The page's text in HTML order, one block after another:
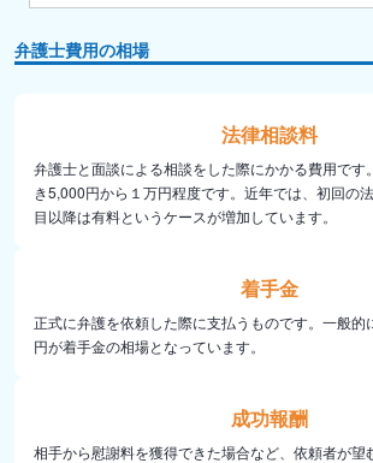
弁護士費用の相場
法律相談料
弁護士と面談による相談をした際にかかる費用です
き5,000円から１万円程度です。近年では、初回の
目以降は有料というケースが増加しています。
着手金
正式に弁護を依頼した際に支払うものです。一般的
円が着手金の相場となっています。
成功報酬
相手から慰謝料を獲得できた場合など、依頼者が望